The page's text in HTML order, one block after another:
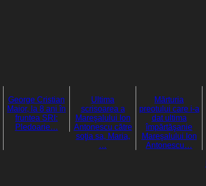
George Cristian
Maior, la 8 ani în
fruntea SRI:
Pledoarie…
Ultima
scrisoarea a
Mareşalului Ion
Antonescu către
soţia sa, Maria,
…
Mărturia
preotului care i-a
dat ultima
împărtăşanie
Mareşalului Ion
Antonescu…